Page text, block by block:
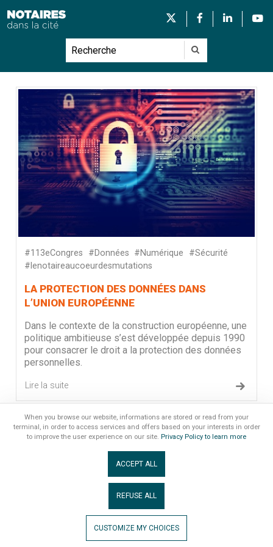
#113eCongres #Données #Numérique
#Sécurité
#lenotaireaucoeurdesmutations
LA PROTECTION DES DONNÉES DANS
L’UNION EUROPÉENNE
Dans le contexte de la construction européenne, une
politique ambitieuse s’est développée depuis 1990
pour consacrer le droit a la protection des données
personnelles.
Lire la suite
MENTIONS LÉGALES|GESTION DES COOKIES
Association Congrès Notaires de France
2026 © NOTAIRES DANS LA CITÉ TOUS DROITS RÉSERVÉS
When you browse our website, informations are stored or read from your
terminal, in order to access services and offers based on your interests in order
to improve the user experience on our site. Privacy Policy to learn more
ACCEPT ALL
REFUSE ALL
CUSTOMIZE MY CHOICES